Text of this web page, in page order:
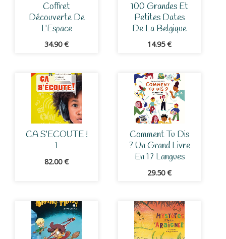
Coffret
Découverte De
L’Espace
34.90€
100 Grandes Et
Petites Dates
De La Belgique
14.95€
CA S’ECOUTE !
1
82.00€
Comment Tu Dis
? Un Grand Livre
En 17 Langues
29.50€